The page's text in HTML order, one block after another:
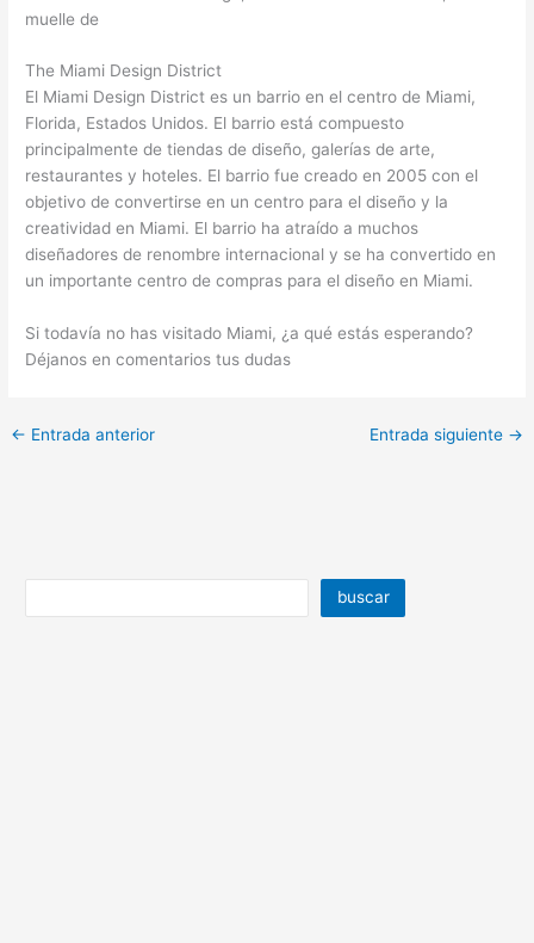
muelle de
The Miami Design District
El Miami Design District es un barrio en el centro de Miami,
Florida, Estados Unidos. El barrio está compuesto
principalmente de tiendas de diseño, galerías de arte,
restaurantes y hoteles. El barrio fue creado en 2005 con el
objetivo de convertirse en un centro para el diseño y la
creatividad en Miami. El barrio ha atraído a muchos
diseñadores de renombre internacional y se ha convertido en
un importante centro de compras para el diseño en Miami.
Si todavía no has visitado Miami, ¿a qué estás esperando?
Déjanos en comentarios tus dudas
← Entrada anterior Entrada siguiente →
buscar